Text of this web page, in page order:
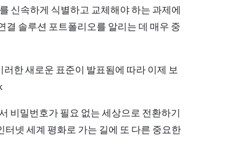
신속하게 식별하고 교체해야 하는 과제에
결 솔루션 포트폴리오를 알리는 데 매우 중
한 새로운 표준이 발표됨에 따라 이제 보
비밀번호가 필요 없는 세상으로 전환하기
넷 세계 평화로 가는 길에 또 다른 중요한